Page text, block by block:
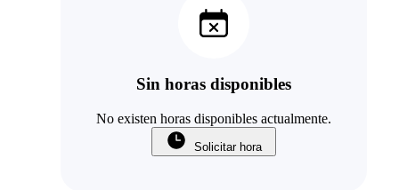
Sin horas disponibles
No existen horas disponibles actualmente.
Solicitar hora